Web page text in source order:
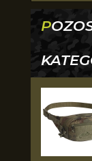
POZOSTAŁE PRODUKTY Z